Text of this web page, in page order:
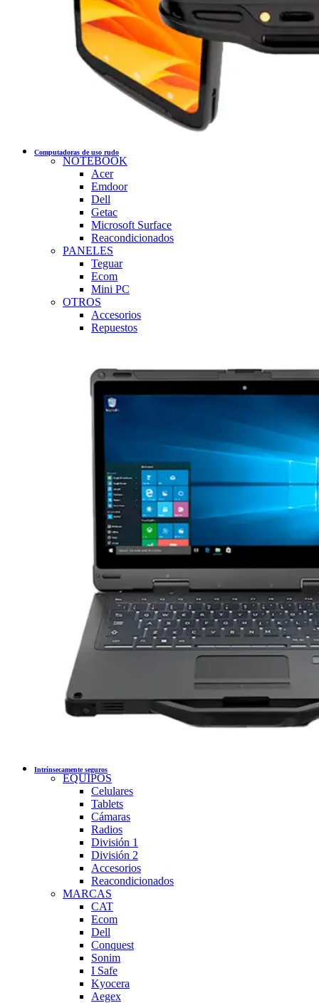
Computadoras de uso rudo
NOTEBOOK
Acer
Emdoor
Dell
Getac
Microsoft Surface
Reacondicionados
PANELES
Teguar
Ecom
Mini PC
OTROS
Accesorios
Repuestos
Intrínsecamente seguros
EQUIPOS
Celulares
Tablets
Cámaras
Radios
División 1
División 2
Accesorios
Reacondicionados
MARCAS
CAT
Ecom
Dell
Conquest
Sonim
I Safe
Kyocera
Aegex